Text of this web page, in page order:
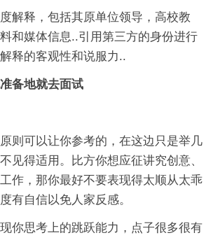
解释，包括其原单位领导，高校教
和媒体信息..引用第三方的身份进行
释的客观性和说服力..
备地就去面试
则可以让你参考的，在这边只是举几
见得适用。比方你想应征讲究创意、
作，那你最好不要表现得太顺从太乖
有自信以免人家反感。
你思考上的跳跃能力，点子很多很有